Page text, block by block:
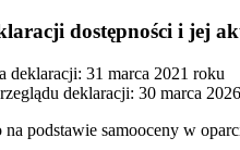
dostępności i jej
deklaracji: 31 marca 2021 roku
deklaracji: 30 marca
podstawie samooceny w